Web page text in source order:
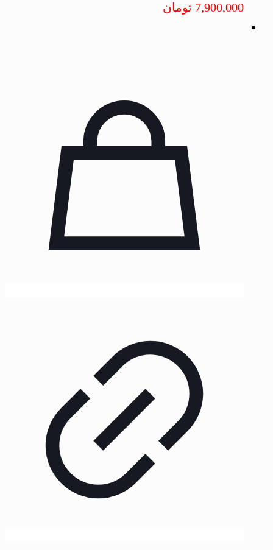
7,900,000 تومان